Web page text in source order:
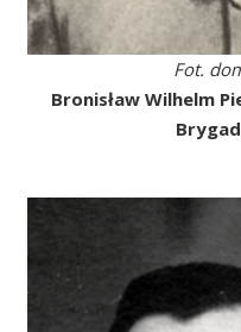
Fot.
Bronisław Wilhelm